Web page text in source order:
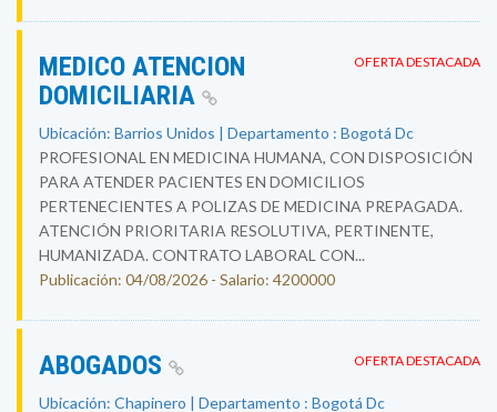
OFERTA DESTACADA
MEDICO ATENCION
DOMICILIARIA
Ubicación: Barrios Unidos | Departamento : Bogotá Dc
PROFESIONAL EN MEDICINA HUMANA, CON DISPOSICIÓN
PARA ATENDER PACIENTES EN DOMICILIOS
PERTENECIENTES A POLIZAS DE MEDICINA PREPAGADA.
ATENCIÓN PRIORITARIA RESOLUTIVA, PERTINENTE,
HUMANIZADA. CONTRATO LABORAL CON...
Publicación: 04/08/2026 - Salario: 4200000
OFERTA DESTACADA
ABOGADOS
Ubicación: Chapinero | Departamento : Bogotá Dc